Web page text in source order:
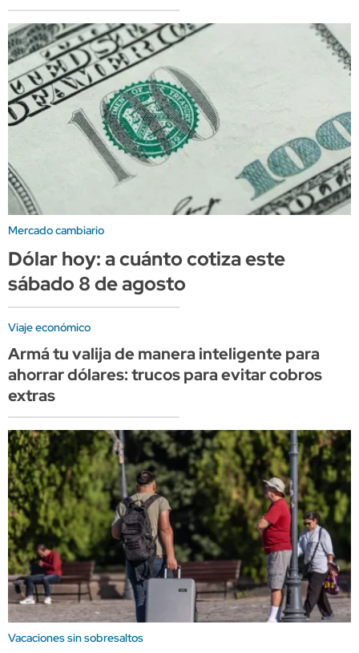
Mercado cambiario
Dólar hoy: a cuánto cotiza este
sábado 8 de agosto
Viaje económico
Armá tu valija de manera inteligente para
ahorrar dólares: trucos para evitar cobros
extras
Vacaciones sin sobresaltos